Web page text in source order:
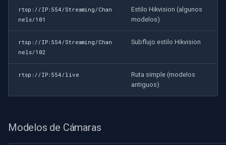
rtsp://IP:554/Streaming/Chan
nels/101
Estilo Hikvision (algunos
modelos)
rtsp://IP:554/Streaming/Chan
nels/102
Subflujo estilo Hikvision
rtsp://IP:554/live
Ruta simple (modelos
antiguos)
Modelos de Cámaras